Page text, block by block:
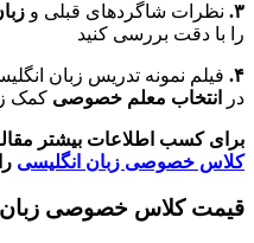
۳. نظرات شاگردهای قبلی و
را با دقت بررسی کنید
۴. فیلم نمونه تدریس زبان
در
انتخاب معلم خصوصی کمک
برای کسب اطلاعات بیشتر
کلاس خصوصی زبان انگلیسی
قیمت کلاس خصوصی زبان